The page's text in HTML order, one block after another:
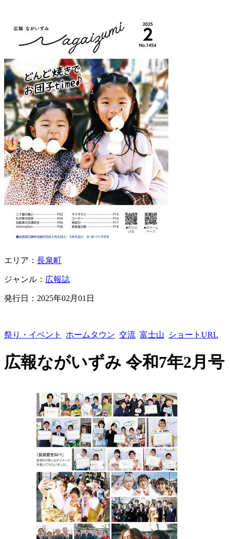
エリア： 長泉町
ジャンル： 広報誌
発行日： 2025年02月01日
祭り・イベント ホームタウン 交流 富士山 ショートURL
広報ながいずみ 令和7年2月号